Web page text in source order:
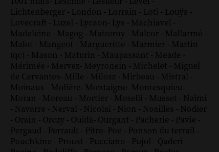
Lichtenberger - London - Lorrain - Loti - Louÿs -
Lovecraft - Luzel - Lycaon- Lys - Machiavel -
Madeleine - Magog - Maizeroy - Malcor - Mallarmé -
Malot - Mangeot - Margueritte - Marmier - Martin
(qc) - Mason - Maturin - Maupassant - Meade -
Mérimée - Mervez- Meyronein - Michelet - Miguel
de Cervantes- Mille - Milosz - Mirbeau - Mistral -
Moinaux - Molière- Montaigne- Montesquieu-
Moran - Moreau - Mortier - Moselli - Musset - Naïmi
- Navarre - Nerval - Nicolaï - Nion - Noailles - Nodier
- Orain - Orczy - Ouida- Ourgant - Pacherie - Pavie -
Pergaud - Perrault - Pitre- Poe - Ponson du terrail -
Pouchkine - Proust - Pucciano - Pujol - Qaderi -